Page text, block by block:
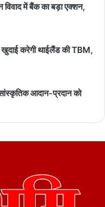
में बैंक का बड़ा एक्शन,
करेगी थाईलैंड की TBM,
आदान-प्रदान को